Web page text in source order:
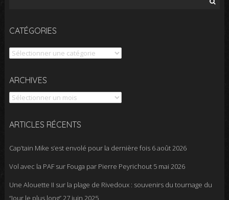
CATÉGORIES
Catégories
ARCHIVES
Archives
ARTICLES RÉCENTS
Cap’tain Mike s’est envolé pour la dernière fois 6 août 2026
Vol avec la PAF sur Fouga par Pierre Peyrichout 5 mai 2026
Une Alouette II sur la plage de Rivedoux : souvenirs du tournage du
“Jour le plus long”27 juin 2025